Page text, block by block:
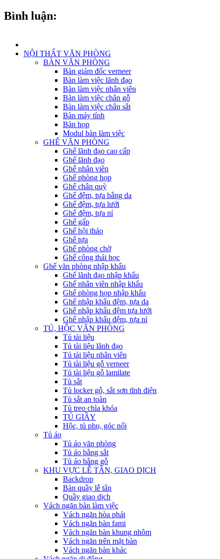
Bình luận:
NỘI THẤT VĂN PHÒNG
BÀN VĂN PHÒNG
Bàn giám đốc verneer
Bàn làm việc lãnh đạo
Bàn làm việc nhân viên
Bàn làm việc chân gỗ
Bàn làm việc chân sắt
Bàn máy tính
Bàn họp
Modul bàn làm việc
GHẾ VĂN PHÒNG
Ghế lãnh đạo cao cấp
Ghế lãnh đạo
Ghế nhân viên
Ghế phòng họp
Ghế chân quỳ
Ghế đệm, tựa bằng da
Ghế đệm, tựa lưới
Ghế đệm, tựa nỉ
Ghế gấp
Ghế hội thảo
Ghế tựa
Ghế phòng chờ
Ghế công thái học
Ghế văn phòng nhập khẩu
Ghế lãnh đạo nhập khẩu
Ghế nhân viên nhập khẩu
Ghế phòng họp nhập khẩu
Ghế nhập khẩu đệm, tựa da
Ghế nhập khẩu đệm tựa lưới
Ghế nhập khẩu đệm, tựa nỉ
TỦ, HỘC VĂN PHÒNG
Tủ tài liệu
Tủ tài liệu lãnh đạo
Tủ tài liệu nhân viên
Tủ tài liệu gỗ verneer
Tủ tài liệu gỗ lamilate
Tủ sắt
Tủ locker gỗ, sắt sơn tĩnh điện
Tủ sắt an toàn
Tủ treo chìa khóa
TỦ GIẦY
Hộc, tủ phụ, góc nối
Tủ áo
Tủ áo văn phòng
Tủ áo bằng sắt
Tủ áo bằng gỗ
KHU VỰC LỄ TÂN, GIAO DỊCH
Backdrop
Bàn quầy lễ tân
Quầy giao dịch
Vách ngăn bàn làm việc
Vách ngăn hòa phát
Vách ngăn bàn fami
Vách ngăn bàn khung nhôm
Vách ngăn trên mặt bàn
Vách ngăn bàn khác